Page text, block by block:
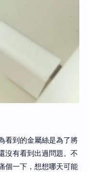
看到的金屬絲是為了將
沒有看到出過問題。不
個一下，想想哪天可能